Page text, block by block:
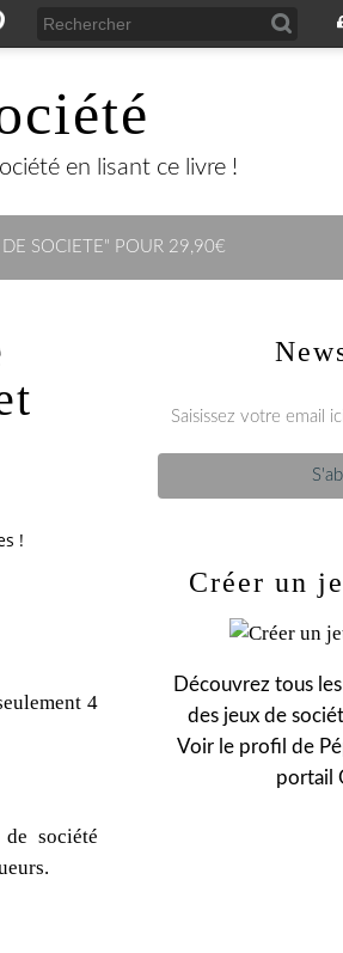
en lisant ce livre !
DE SOCIETE" POUR 29,90€
!
4
société
Créer un
Découvrez tous
des jeux de
Voir le profil de
portail